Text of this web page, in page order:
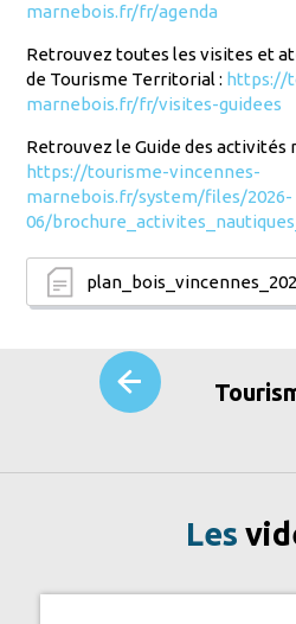
marnebois.fr/fr/agenda
Retrouvez toutes les visites et
de Tourisme Territorial : https://
marnebois.fr/fr/visites-guidees
Retrouvez le Guide des activités
https://tourisme-vincennes-
marnebois.fr/system/files/2026-
06/
Les